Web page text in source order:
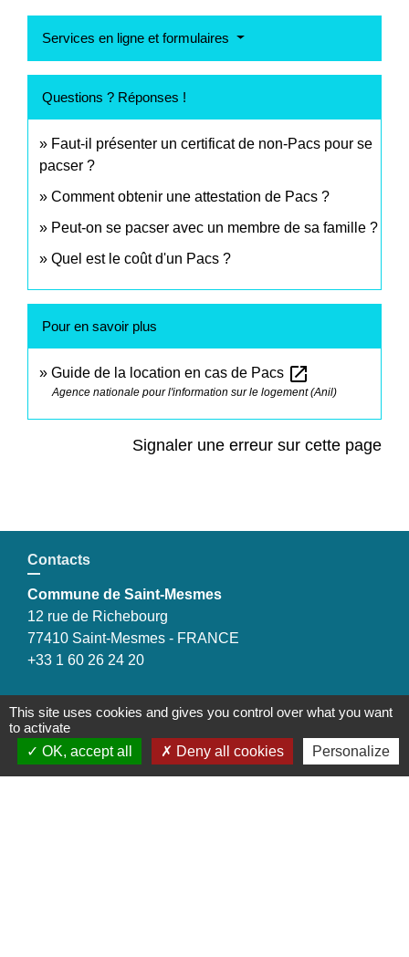
Services en ligne et formulaires
Questions ? Réponses !
Faut-il présenter un certificat de non-Pacs pour se
pacser ?
Comment obtenir une attestation de Pacs ?
Peut-on se pacser avec un membre de sa famille ?
Quel est le coût d'un Pacs ?
Pour en savoir plus
Guide de la location en cas de Pacs open_in_new
Agence nationale pour l'information sur le logement (Anil)
Signaler une erreur sur cette page
Contacts
Commune de Saint-Mesmes
12 rue de Richebourg
77410 Saint-Mesmes - FRANCE
+33 1 60 26 24 20
Liens
Préfecture de Seine-et-Marne
This site uses cookies and gives you control over what you want
to activate
OK, accept all
Deny all cookies Personalize